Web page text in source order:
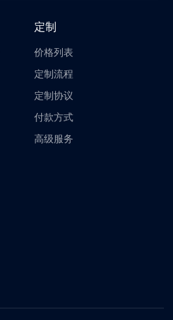
定制
价格列表
定制流程
定制协议
付款方式
高级服务